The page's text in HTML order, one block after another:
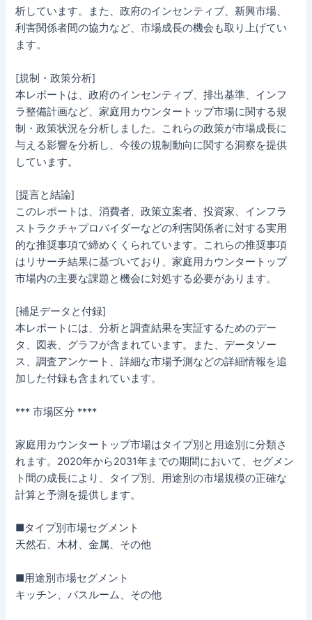
析しています。また、政府のインセンティブ、新興市場、
利害関係者間の協力など、市場成長の機会も取り上げてい
ます。
[規制・政策分析]
本レポートは、政府のインセンティブ、排出基準、インフ
ラ整備計画など、家庭用カウンタートップ市場に関する規
制・政策状況を分析しました。これらの政策が市場成長に
与える影響を分析し、今後の規制動向に関する洞察を提供
しています。
[提言と結論]
このレポートは、消費者、政策立案者、投資家、インフラ
ストラクチャプロバイダーなどの利害関係者に対する実用
的な推奨事項で締めくくられています。これらの推奨事項
はリサーチ結果に基づいており、家庭用カウンタートップ
市場内の主要な課題と機会に対処する必要があります。
[補足データと付録]
本レポートには、分析と調査結果を実証するためのデー
タ、図表、グラフが含まれています。また、データソー
ス、調査アンケート、詳細な市場予測などの詳細情報を追
加した付録も含まれています。
*** 市場区分 ****
家庭用カウンタートップ市場はタイプ別と用途別に分類さ
れます。2020年から2031年までの期間において、セグメン
ト間の成長により、タイプ別、用途別の市場規模の正確な
計算と予測を提供します。
■タイプ別市場セグメント
天然石、木材、金属、その他
■用途別市場セグメント
キッチン、バスルーム、その他